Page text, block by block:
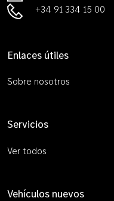
+34 91 334 15 00
Enlaces útiles
Sobre nosotros
Servicios
Ver todos
Vehículos nuevos